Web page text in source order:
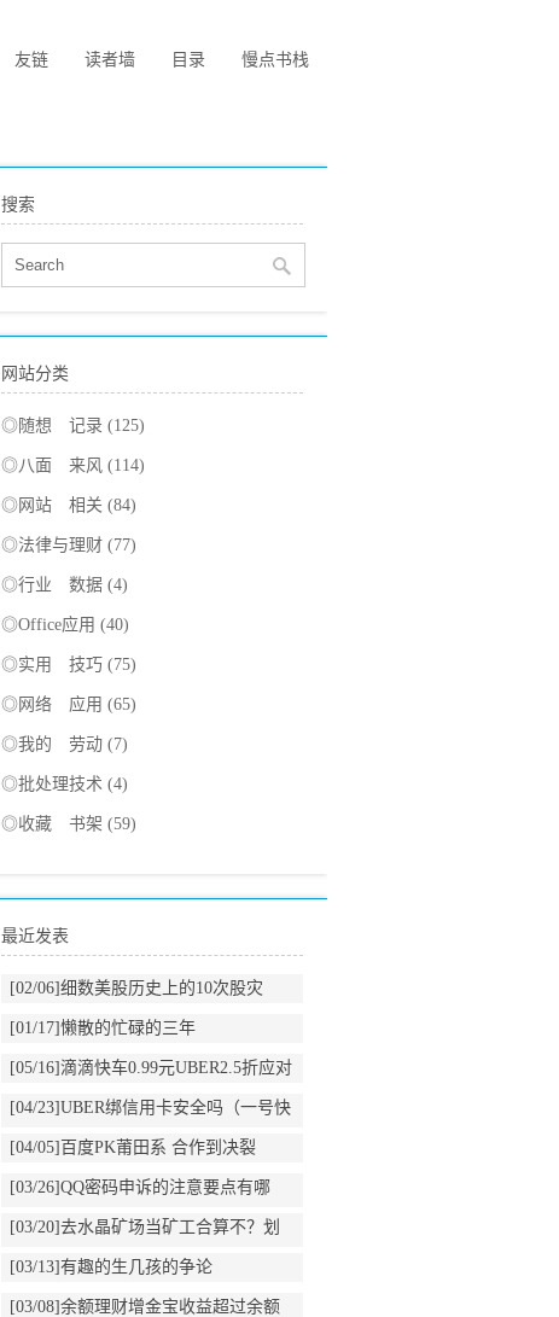
友链 读者墙 目录 慢点书栈
搜索
网站分类
◎随想 记录 (125)
◎八面 来风 (114)
◎网站 相关 (84)
◎法律与理财 (77)
◎行业 数据 (4)
◎Office应用 (40)
◎实用 技巧 (75)
◎网络 应用 (65)
◎我的 劳动 (7)
◎批处理技术 (4)
◎收藏 书架 (59)
最近发表
[02/06]细数美股历史上的10次股灾
[01/17]懒散的忙碌的三年
[05/16]滴滴快车0.99元UBER2.5折应对
[04/23]UBER绑信用卡安全吗（一号快
车和UBER使用感受）
[04/05] 百度PK莆田系 合作到决裂
[03/26]QQ密码申诉的注意要点有哪
些？
[03/20]去水晶矿场当矿工合算不？划
算不？
[03/13]有趣的生几孩的争论
[03/08]余额理财增金宝收益超过余额